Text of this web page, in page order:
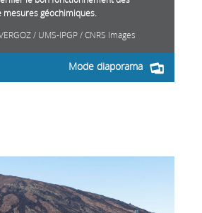
mesures géochimiques.
/ UMS-IPGP / CNRS Images
Mode diaporama